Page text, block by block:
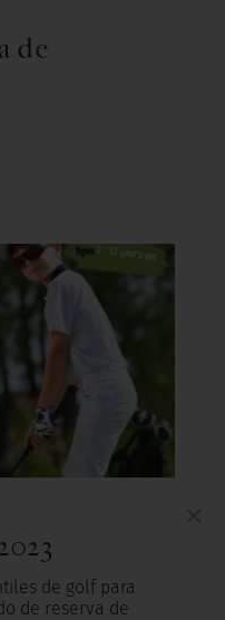
de
de golf para
de reserva de